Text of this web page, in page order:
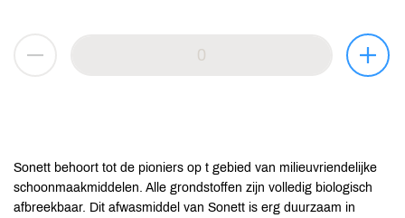
Sonett behoort tot de pioniers op t gebied van milieuvriendelijke
schoonmaakmiddelen. Alle grondstoffen zijn volledig biologisch
afbreekbaar. Dit afwasmiddel van Sonett is erg duurzaam in